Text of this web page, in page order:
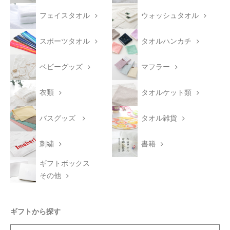
フェイスタオル ウォッシュタオル
スポーツタオル タオルハンカチ
ベビーグッズ マフラー
衣類 タオルケット類
バスグッズ タオル雑貨
刺繍 書籍
ギフトボックス
その他
ギフトから探す